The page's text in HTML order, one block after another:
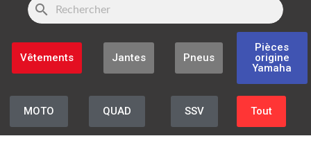
search
Pièces
origine
Yamaha
Pneus
Jantes
Vêtements
Tout
SSV
QUAD
MOTO